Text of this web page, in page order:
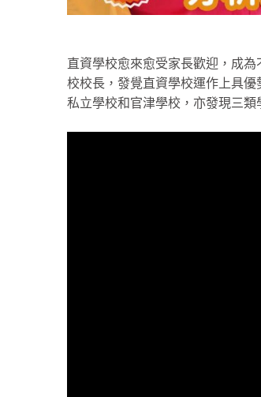
直資學校愈來愈受家長歡迎，成
校校長，發覺直資學校運作上具
私立學校和官津學校，亦發現三